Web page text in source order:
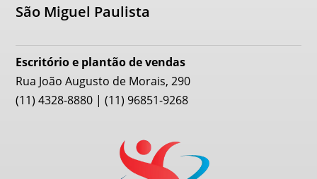
São Miguel Paulista
Escritório e plantão de vendas
Rua João Augusto de Morais, 290
(11) 4328-8880 | (11) 96851-9268